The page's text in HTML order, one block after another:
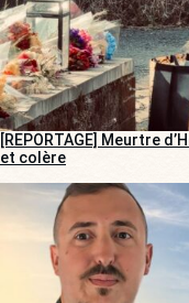
[REPORTAGE] Meurtre
et colère